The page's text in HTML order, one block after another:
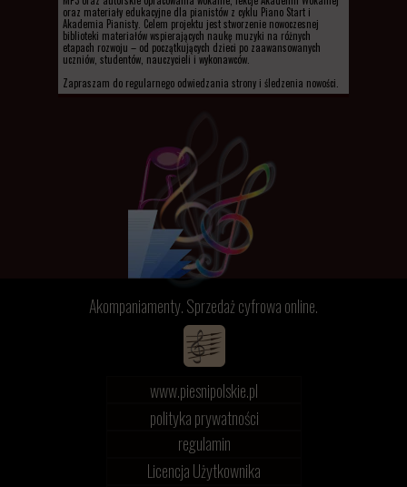
oraz materiały edukacyjne dla pianistów z cyklu Piano Start i
Akademia Pianisty. Celem projektu jest stworzenie nowoczesnej
biblioteki materiałów wspierających naukę muzyki na różnych
etapach rozwoju – od początkujących dzieci po zaawansowanych
uczniów, studentów, nauczycieli i wykonawców.
Zapraszam do regularnego odwiedzania strony i śledzenia nowości.
Akompaniamenty. Sprzedaż cyfrowa online.
www.piesnipolskie.pl
polityka prywatności
regulamin
Licencja Użytkownika